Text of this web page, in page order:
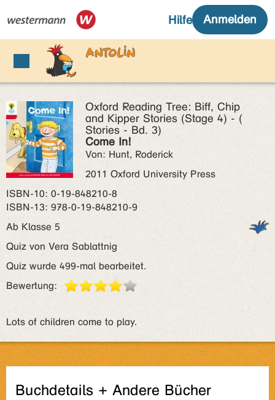
Oxford Reading Tree: Biff, Chip
and Kipper Stories (Stage 4) - (
Stories - Bd. 3)
Come In!
Von: Hunt, Roderick
2011 Oxford University Press
ISBN‑10: 0-19-848210-8
ISBN‑13: 978-0-19-848210-9
Ab Klasse 5
Quiz von Vera Sablattnig
Quiz wurde 499-mal bearbeitet.
Bewertung:
Lots of children come to play.
Buchdetails + Andere Bücher